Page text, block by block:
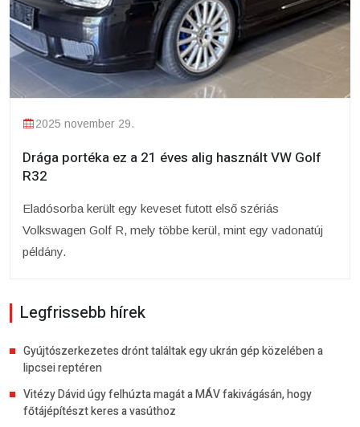
2025 november 29.
Drága portéka ez a 21 éves alig használt VW Golf
R32
Eladósorba került egy keveset futott első szériás
Volkswagen Golf R, mely többe kerül, mint egy vadonatúj
példány.
Legfrissebb hírek
Gyújtószerkezetes drónt találtak egy ukrán gép közelében a
lipcsei reptéren
Vitézy Dávid úgy felhúzta magát a MÁV fakivágásán, hogy
főtájépítészt keres a vasúthoz